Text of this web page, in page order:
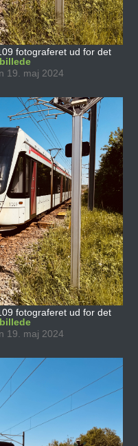
fotograferet ud for det
19. maj 2024
fotograferet ud for det
19. maj 2024